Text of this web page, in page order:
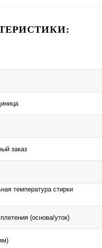
заказ
температура стирки
(основа/уток)